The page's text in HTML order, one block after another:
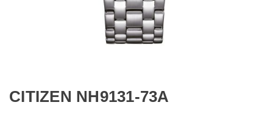
CITIZEN NH9131-73A